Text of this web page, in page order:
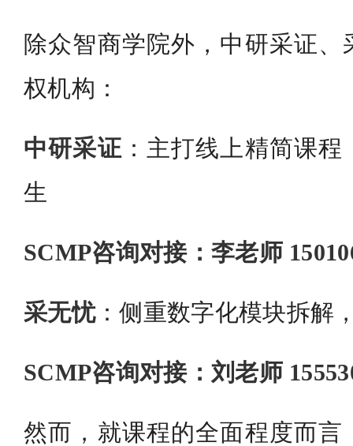
除众智商学院外，中研采证
权机构：
中研采证 ：主打线上精简课
生
SCMP咨询对接：李老师
采无忧：侧重数字化模块拆解
SCMP咨询对接：刘老师
然而，就课程的全面程度而言